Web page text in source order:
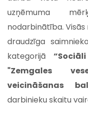
uzņēmuma
nodarbinātība.
draudzīga
kategorijā
"Zemgales
veicināšanas
darbinieku skaitu